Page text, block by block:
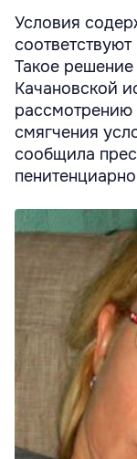
Условия
Такое
Качановской
рассмотрению
смягчения
сообщила